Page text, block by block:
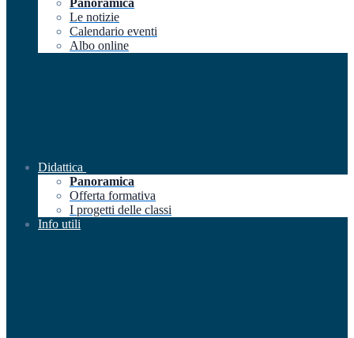
Panoramica
Le notizie
Calendario eventi
Albo online
Didattica
Panoramica
Offerta formativa
I progetti delle classi
Info utili